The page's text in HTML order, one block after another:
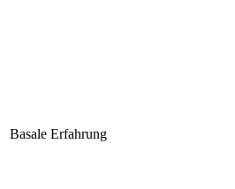
Basale Erfahrung